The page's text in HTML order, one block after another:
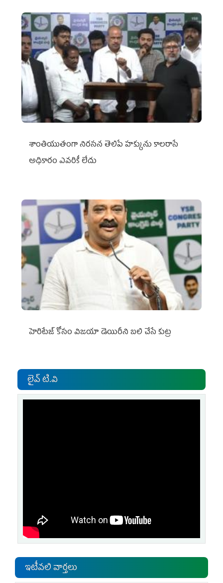
శాంతియుతంగా నిరసన తెలిపే హక్కును కాలరాసే
అధికారం ఎవరికీ లేదు
హెరిటేజ్ కోసం విజయా డెయిరీని బలి చేసే కుట్ర‌
లైవ్ టి.వి
ఇటీవలి వార్తలు